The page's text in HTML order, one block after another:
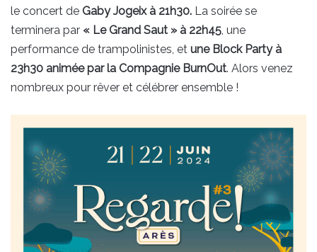
le concert de Gaby Jogeix à 21h30. La soirée se
terminera par « Le Grand Saut » à 22h45 , une
performance de trampolinistes, et une Block Party à
23h30 animée par la Compagnie BurnOut. Alors venez
nombreux pour rêver et célébrer ensemble !